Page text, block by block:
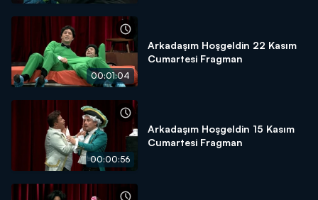
00:01:04
Arkadaşım Hoşgeldin 22 Kasım
Cumartesi Fragman
00:00:56
Arkadaşım Hoşgeldin 15 Kasım
Cumartesi Fragman